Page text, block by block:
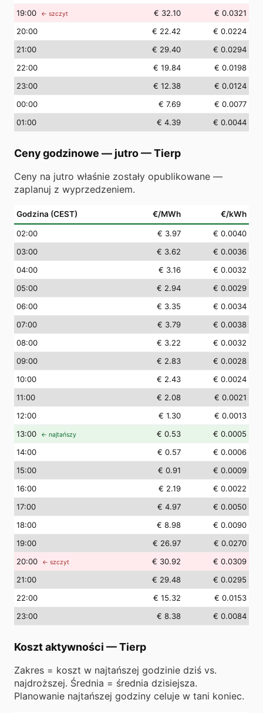
19:00 ← szczyt € 32.10
€ 0.0321
20:00 € 22.42
€ 0.0224
21:00 € 29.40
€ 0.0294
22:00 € 19.84
€ 0.0198
23:00 € 12.38
€ 0.0124
00:00 € 7.69
€ 0.0077
01:00 € 4.39 € 0.0044
Ceny godzinowe — jutro—Tierp
Ceny na jutro właśnie zostały opublikowane —
zaplanuj z wyprzedzeniem.
Godzina (CEST) €/MWh €/kWh
02:00 € 3.97
€ 0.0040
03:00 € 3.62
€ 0.0036
04:00 € 3.16
€ 0.0032
05:00 € 2.94
€ 0.0029
06:00 € 3.35
€ 0.0034
07:00 € 3.79
€ 0.0038
08:00 € 3.22
€ 0.0032
09:00 € 2.83
€ 0.0028
10:00 € 2.43
€ 0.0024
11:00 € 2.08
€ 0.0021
12:00 € 1.30
€ 0.0013
13:00 ← najtańszy € 0.53
€ 0.0005
14:00 € 0.57
€ 0.0006
15:00 € 0.91
€ 0.0009
16:00 € 2.19
€ 0.0022
17:00 € 4.97
€ 0.0050
18:00 € 8.98
€ 0.0090
19:00 € 26.97
€ 0.0270
20:00 ← szczyt € 30.92
€ 0.0309
21:00 € 29.48
€ 0.0295
22:00 € 15.32
€ 0.0153
23:00 € 8.38 € 0.0084
Koszt aktywności —Tierp
Zakres = koszt w najtańszej godzinie dziś vs.
najdroższej. Średnia = średnia dzisiejsza.
Planowanie najtańszej godziny celuje w tani koniec.